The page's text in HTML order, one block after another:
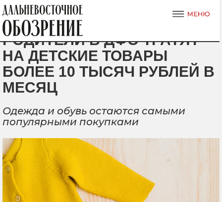
РОДИТЕЛИ В ДФО ТРАТЯТ
НА ДЕТСКИЕ ТОВАРЫ
БОЛЕЕ 10 ТЫСЯЧ РУБЛЕЙ В
МЕСЯЦ
Одежда и обувь остаются самыми
популярными покупками